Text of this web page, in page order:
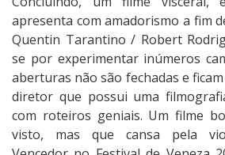
apresenta com amadorismo a fim
Quentin Tarantino / Robert
se por experimentar inúmeros
aberturas não são fechadas e
diretor que possui uma
com roteiros geniais. Um filme
visto, mas que cansa pela